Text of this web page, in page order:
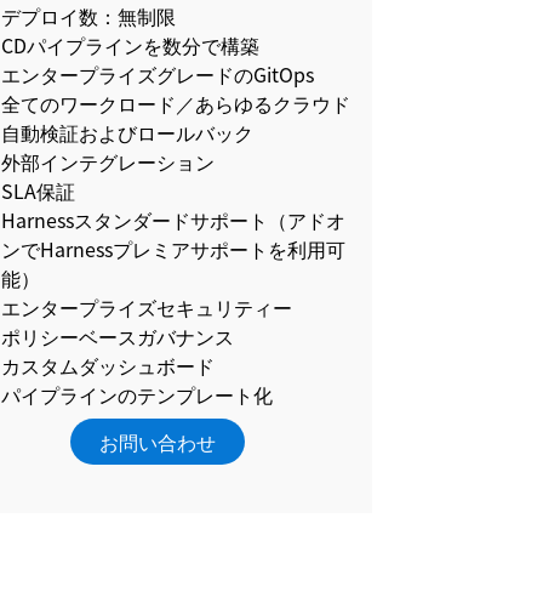
デプロイ数：無制限
CDパイプラインを数分で構築
エンタープライズグレードのGitOps
全てのワークロード／あらゆるクラウド
自動検証およびロールバック
外部インテグレーション
SLA保証
Harnessスタンダードサポート（アドオ
ンでHarnessプレミアサポートを利用可
能）
エンタープライズセキュリティー
ポリシーベースガバナンス
カスタムダッシュボード
パイプラインのテンプレート化
お問い合わせ